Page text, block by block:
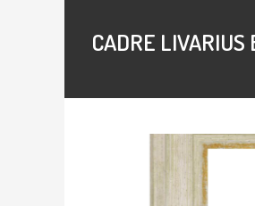
CADRE LIVARIUS